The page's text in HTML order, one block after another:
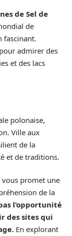
de Sel de
de
fascinant.
admirer des
et des lacs
polonaise,
Ville aux
de la
et de traditions.
vous promet une
de la
l’opportunité
des sites qui
En explorant